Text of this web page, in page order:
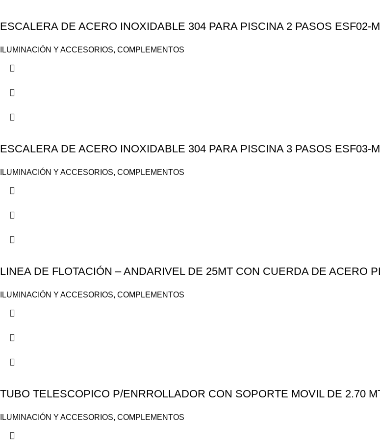
ESCALERA DE ACERO INOXIDABLE 304 PARA PISCINA 2 PASOS ESF02-
ILUMINACIÓN Y ACCESORIOS, COMPLEMENTOS
ESCALERA DE ACERO INOXIDABLE 304 PARA PISCINA 3 PASOS ESF03-
ILUMINACIÓN Y ACCESORIOS, COMPLEMENTOS
LINEA DE FLOTACIÓN – ANDARIVEL DE 25MT CON CUERDA DE ACERO
ILUMINACIÓN Y ACCESORIOS, COMPLEMENTOS
TUBO TELESCOPICO P/ENRROLLADOR CON SOPORTE MOVIL DE 2.70
ILUMINACIÓN Y ACCESORIOS, COMPLEMENTOS